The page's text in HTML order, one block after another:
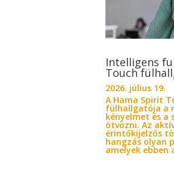
Intelligens
Touch
2026. július 19.
A Hama Spirit
fülhallgatója a
kényelmet és
ötvözni. Az
érintőkijelzős
hangzás olyan
amelyek ebben